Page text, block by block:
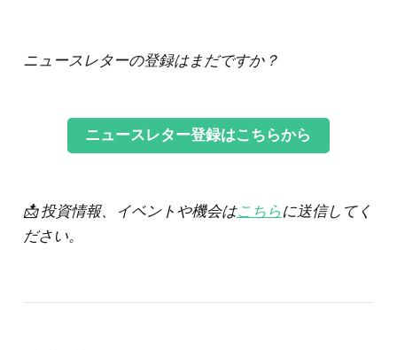
ニュースレターの登録はまだですか？
ニュースレター登録はこちらから
📩 投資情報、イベントや機会はこちらに送信してく
ださい。